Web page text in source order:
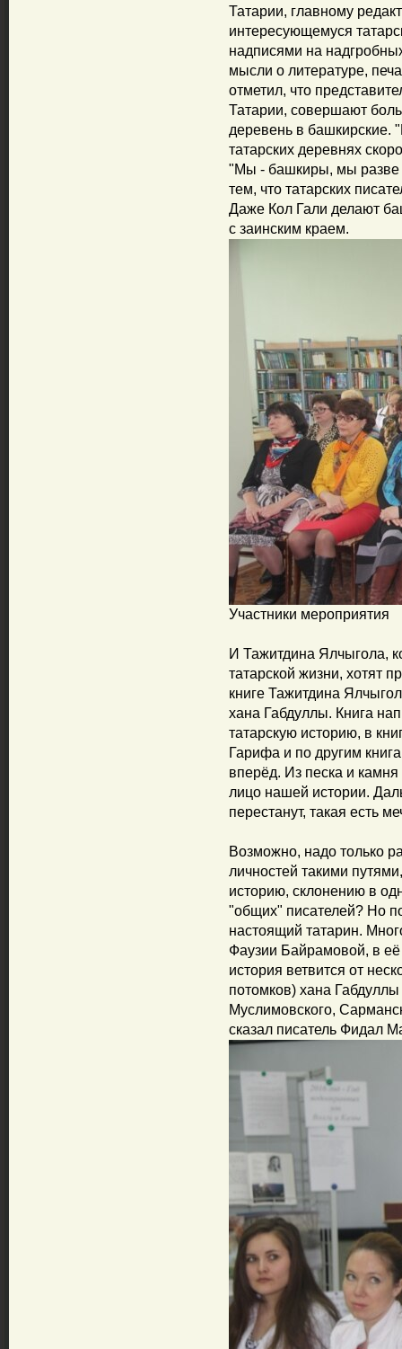
Татарии, главному
интересующемуся
надписями на
мысли о литературе,
отметил, что
Татарии, совершают
деревень в башкирские.
татарских деревнях
"Мы - башкиры, мы разве
тем, что татарских
Даже Кол Гали делают
с заинским краем.
Участники мероприятия
И Тажитдина Ялчыгола,
татарской жизни, хотят
книге Тажитдина
хана Габдуллы. Книга
татарскую историю, в
Гарифа и по другим
вперёд. Из песка и
лицо нашей истории.
перестанут, такая есть
Возможно, надо только
личностей такими
историю, склонению в
"общих" писателей? Но
настоящий татарин.
Фаузии Байрамовой, в
история ветвится от
потомков) хана
Муслимовского,
сказал писатель Фидал